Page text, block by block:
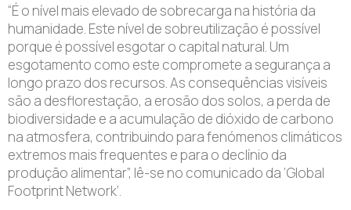
“É o nível mais elevado de sobrecarga na história da
humanidade. Este nível de sobreutilização é possível
porque é possível esgotar o capital natural. Um
esgotamento como este compromete a segurança a
longo prazo dos recursos. As consequências visíveis
são a desflorestação, a erosão dos solos, a perda de
biodiversidade e a acumulação de dióxido de carbono
na atmosfera, contribuindo para fenómenos climáticos
extremos mais frequentes e para o declínio da
produção alimentar”, lê-se no comunicado da ‘Global
Footprint Network’.